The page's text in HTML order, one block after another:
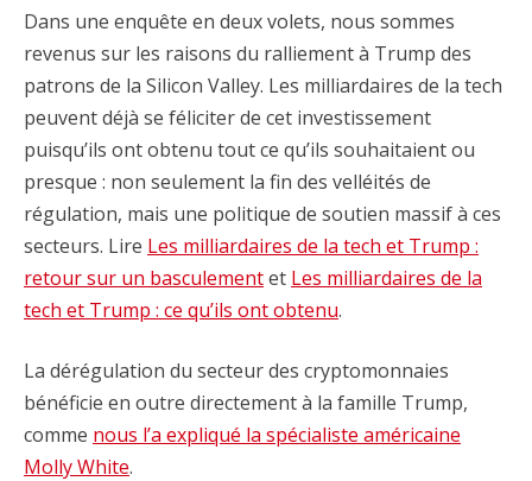
Dans une enquête en deux volets, nous sommes
revenus sur les raisons du ralliement à Trump des
patrons de la Silicon Valley. Les milliardaires de la tech
peuvent déjà se féliciter de cet investissement
puisqu’ils ont obtenu tout ce qu’ils souhaitaient ou
presque : non seulement la fin des velléités de
régulation, mais une politique de soutien massif à ces
secteurs. Lire Les milliardaires de la tech et Trump :
retour sur un basculementet Les milliardaires de la
tech et Trump : ce qu’ils ont obtenu.
La dérégulation du secteur des cryptomonnaies
bénéficie en outre directement à la famille Trump,
comme nous l’a expliqué la spécialiste américaine
Molly White.